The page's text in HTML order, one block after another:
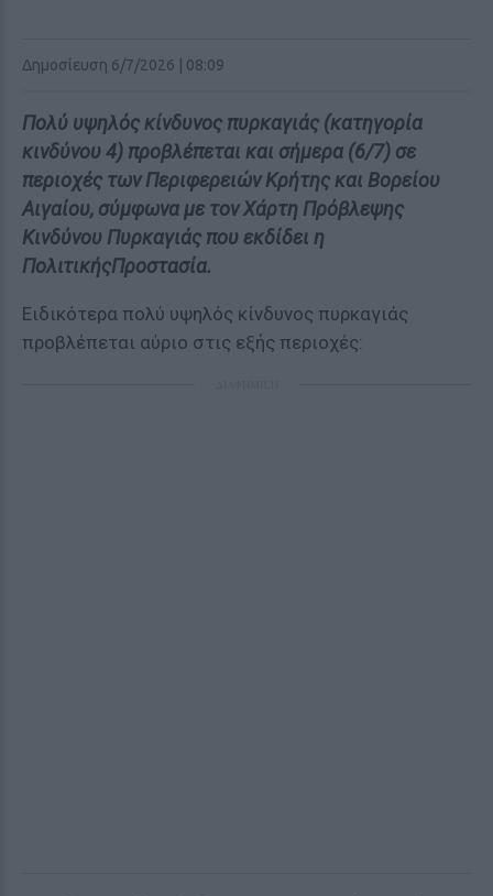
Δημοσίευση 6/7/2026 | 08:09
Πολύ υψηλός κίνδυνος πυρκαγιάς (κατηγορία
κινδύνου 4) προβλέπεται και σήμερα (6/7) σε
περιοχές των Περιφερειών Κρήτης και Βορείου
Αιγαίου, σύμφωνα με τον Χάρτη Πρόβλεψης
Κινδύνου Πυρκαγιάς που εκδίδει η
ΠολιτικήςΠροστασία.
Ειδικότερα πολύ υψηλός κίνδυνος πυρκαγιάς
προβλέπεται αύριο στις εξής περιοχές: